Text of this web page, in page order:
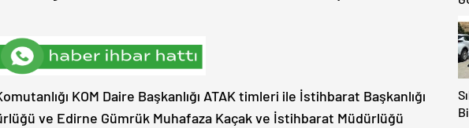
KOM Daire Başkanlığı ATAK timleri ile İstihbarat Başkanlığı
ve Edirne Gümrük Muhafaza Kaçak ve İstihbarat Müdürlüğü